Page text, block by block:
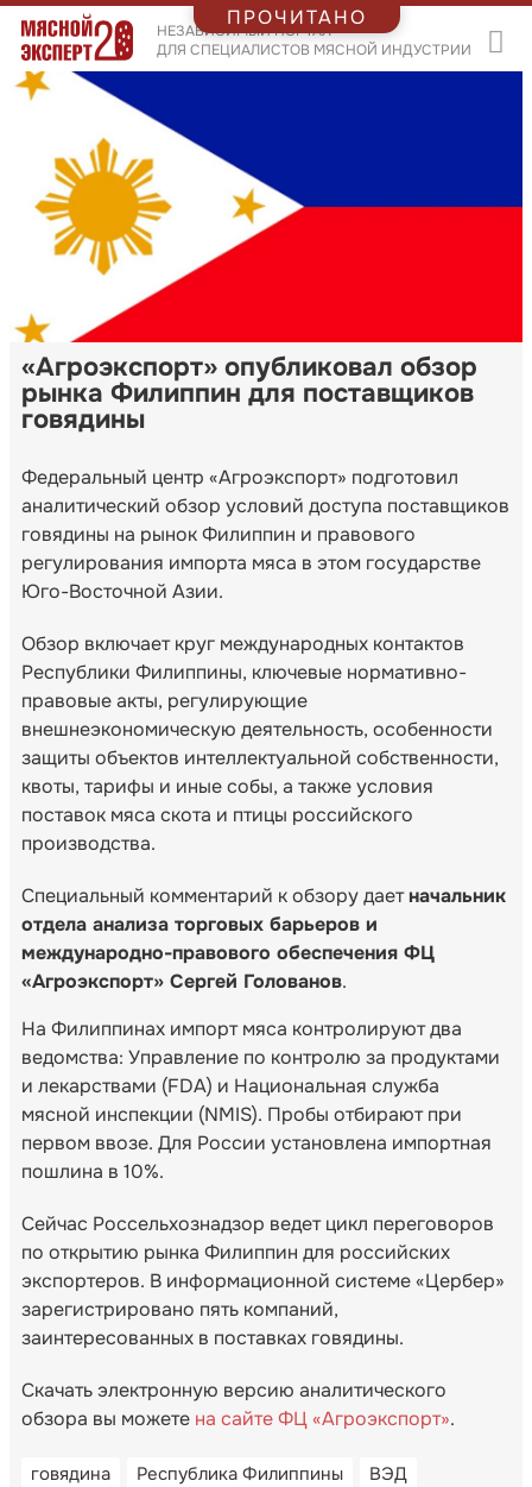
НЕЗАВИСИМЫЙ ПОРТАЛ
ДЛЯ СПЕЦИАЛИСТОВ МЯСНОЙ ИНДУСТРИИ
«Агроэкспорт» опубликовал обзор
рынка Филиппин для поставщиков
говядины
Федеральный центр «Агроэкспорт» подготовил
аналитический обзор условий доступа поставщиков
говядины на рынок Филиппин и правового
регулирования импорта мяса в этом государстве
Юго-Восточной Азии.
Обзор включает круг международных контактов
Республики Филиппины, ключевые нормативно-
правовые акты, регулирующие
внешнеэкономическую деятельность, особенности
защиты объектов интеллектуальной собственности,
квоты, тарифы и иные собы, а также условия
поставок мяса скота и птицы российского
производства.
Специальный комментарий к обзору даетначальник
отдела анализа торговых барьеров и
международно-правового обеспечения ФЦ
«Агроэкспорт» Сергей Голованов.
На Филиппинах импорт мяса контролируют два
ведомства: Управление по контролю за продуктами
и лекарствами (FDA) и Национальная служба
мясной инспекции (NMIS). Пробы отбирают при
первом ввозе. Для России установлена импортная
пошлина в 10%.
Сейчас Россельхознадзор ведет цикл переговоров
по открытию рынка Филиппин для российских
экспортеров. В информационной системе «Цербер»
зарегистрировано пять компаний,
заинтересованных в поставках говядины.
Скачать электронную версию аналитического
обзора вы можете на сайте ФЦ «Агроэкспорт».
говядина Республика Филиппины
ВЭД
ПРОЧИТАНО